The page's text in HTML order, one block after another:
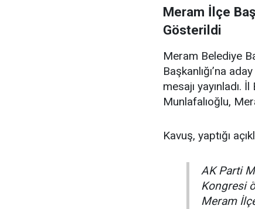
Meram İlçe
Gösterildi
Meram Belediye
Başkanlığı’na
mesajı yayınladı.
Munlafalıoğlu,
Kavuş, yaptığı
AK Parti
Kongresi
Meram